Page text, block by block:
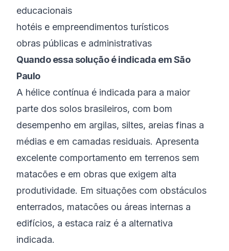
educacionais
hotéis e empreendimentos turísticos
obras públicas e administrativas
Quando essa solução é indicada em São
Paulo
A hélice contínua é indicada para a maior
parte dos solos brasileiros, com bom
desempenho em argilas, siltes, areias finas a
médias e em camadas residuais. Apresenta
excelente comportamento em terrenos sem
matacões e em obras que exigem alta
produtividade. Em situações com obstáculos
enterrados, matacões ou áreas internas a
edifícios, a estaca raiz é a alternativa
indicada.